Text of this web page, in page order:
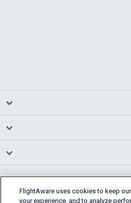
FlightAware uses cookies to keep
your experience, and to analyze